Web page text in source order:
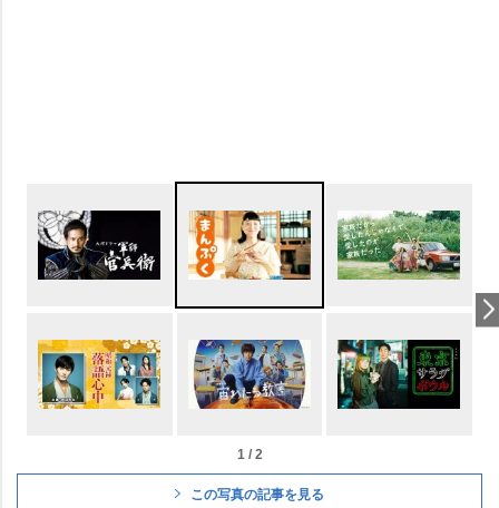
1 / 2
この写真の記事を見る